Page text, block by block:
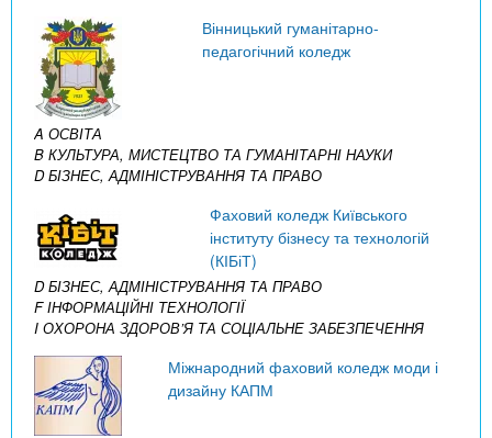
Вінницький гуманітарно-
педагогічний коледж
A ОСВІТА
B КУЛЬТУРА, МИСТЕЦТВО ТА ГУМАНІТАРНІ НАУКИ
D БІЗНЕС, АДМІНІСТРУВАННЯ ТА ПРАВО
Фаховий коледж Київського
інституту бізнесу та технологій
(КІБіТ)
D БІЗНЕС, АДМІНІСТРУВАННЯ ТА ПРАВО
F ІНФОРМАЦІЙНІ ТЕХНОЛОГІЇ
I ОХОРОНА ЗДОРОВ’Я ТА СОЦІАЛЬНЕ ЗАБЕЗПЕЧЕННЯ
Міжнародний фаховий коледж моди і
дизайну КАПМ